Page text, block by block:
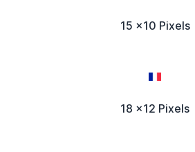
15 x10 Pixels
18 x12 Pixels